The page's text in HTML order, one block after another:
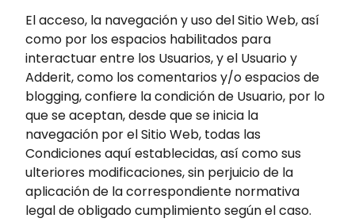
El acceso, la navegación y uso del Sitio Web, así
como por los espacios habilitados para
interactuar entre los Usuarios, y el Usuario y
Adderit, como los comentarios y/o espacios de
blogging, confiere la condición de Usuario, por lo
que se aceptan, desde que se inicia la
navegación por el Sitio Web, todas las
Condiciones aquí establecidas, así como sus
ulteriores modificaciones, sin perjuicio de la
aplicación de la correspondiente normativa
legal de obligado cumplimiento según el caso.